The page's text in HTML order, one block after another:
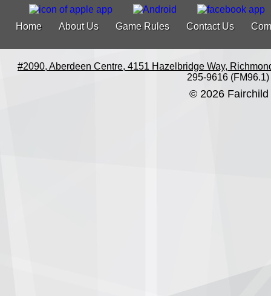
Home About Us Game Rules Contact Us
#2090, Aberdeen Centre, 4151 Hazelbridge Way,
295-9616 (FM96.1)
© 2026 Fairchild